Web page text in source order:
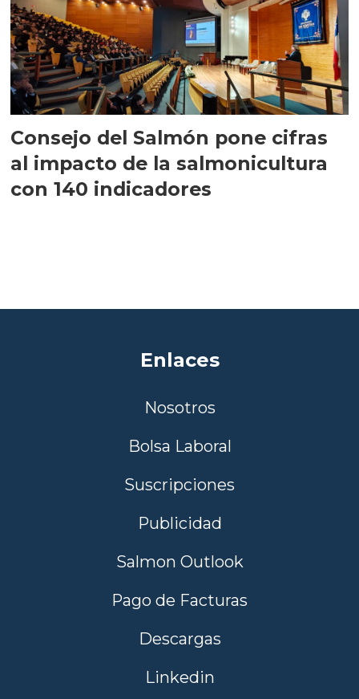
Consejo del Salmón pone cifras
al impacto de la salmonicultura
con 140 indicadores
Enlaces
Nosotros
Bolsa Laboral
Suscripciones
Publicidad
Salmon Outlook
Pago de Facturas
Descargas
Linkedin